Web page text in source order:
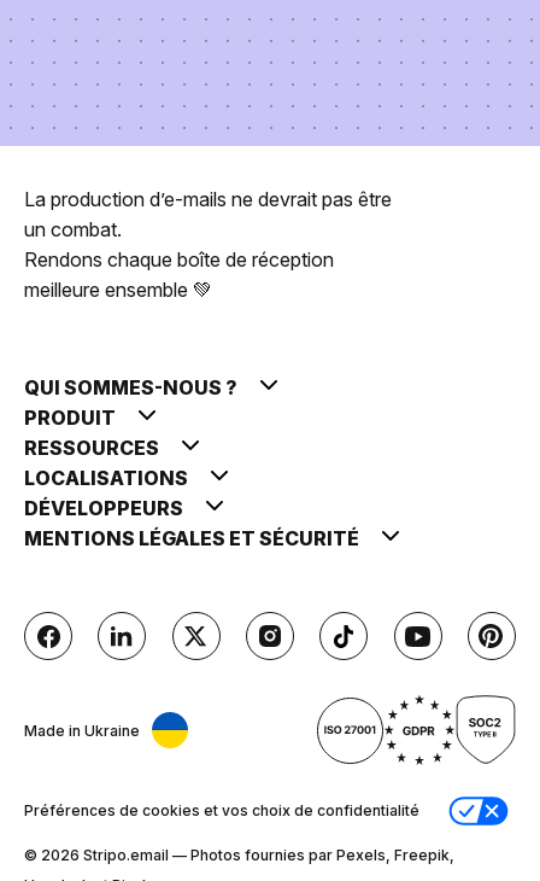
La production d’e-mails ne devrait pas être
un combat.
Rendons chaque boîte de réception
meilleure ensemble 💚
QUI SOMMES-NOUS ?
PRODUIT
RESSOURCES
LOCALISATIONS
DÉVELOPPEURS
MENTIONS LÉGALES ET SÉCURITÉ
Made in Ukraine
Préférences de cookies et vos choix de confidentialité
© 2026 Stripо.email — Photos fournies par Pexels, Freepik,